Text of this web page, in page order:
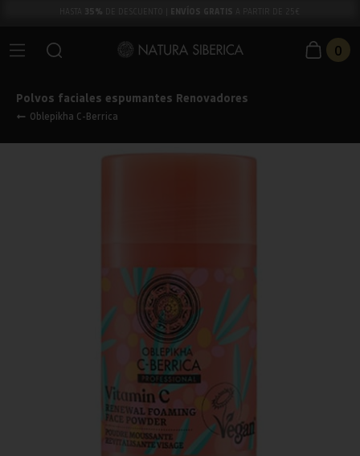
35% ENVÍOS GRATIS
0
Polvos faciales espumantes Renovadores
Oblepikha C-Berrica